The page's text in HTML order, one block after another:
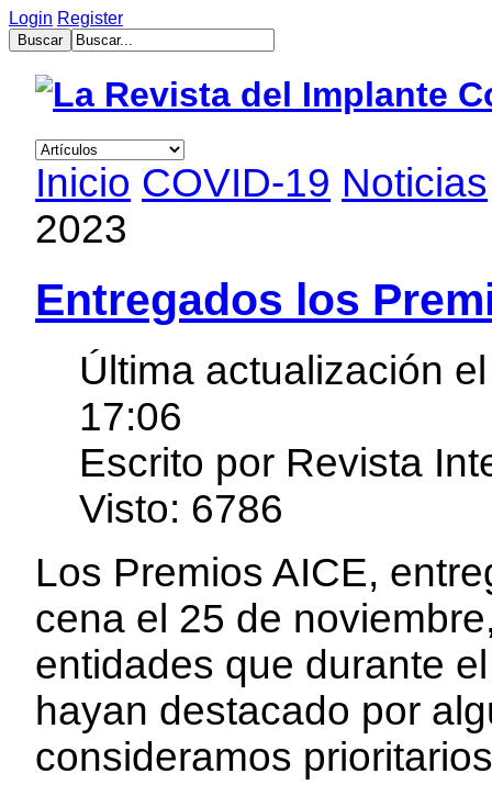
Login Register
Inicio COVID-19 Noticias
2023
Entregados los
Última actualización
17:06
Escrito por Revista
Visto: 6786
Los Premios AICE,
cena el 25 de
entidades que durante
hayan destacado por
consideramos
muğla
escort
bayan
escort
aydın
bayan
escort
bayan
çanakkale
bayan
escort